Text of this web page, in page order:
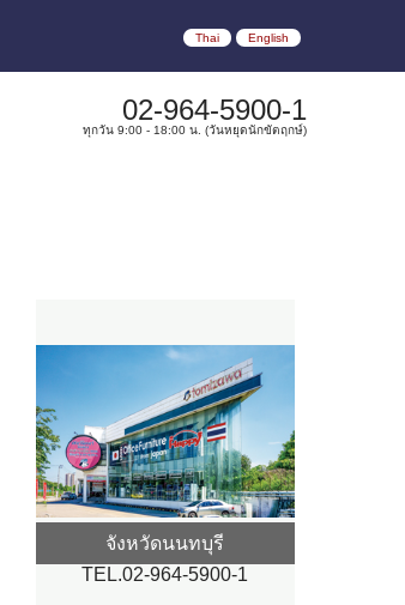
Thai English
02-964-5900-1
ทุกวัน 9:00 - 18:00 น. (วันหยุดนักขัตฤกษ์)
จังหวัดนนทบุรี
TEL.02-964-5900-1